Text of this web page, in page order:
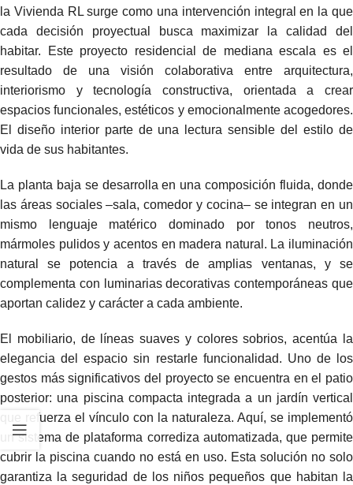
la Vivienda RL surge como una intervención integral en la que
cada decisión proyectual busca maximizar la calidad del
habitar. Este proyecto residencial de mediana escala es el
resultado de una visión colaborativa entre arquitectura,
interiorismo y tecnología constructiva, orientada a crear
espacios funcionales, estéticos y emocionalmente acogedores.
El diseño interior parte de una lectura sensible del estilo de
vida de sus habitantes.
La planta baja se desarrolla en una composición fluida, donde
las áreas sociales –sala, comedor y cocina– se integran en un
mismo lenguaje matérico dominado por tonos neutros,
mármoles pulidos y acentos en madera natural. La iluminación
natural se potencia a través de amplias ventanas, y se
complementa con luminarias decorativas contemporáneas que
aportan calidez y carácter a cada ambiente.
El mobiliario, de líneas suaves y colores sobrios, acentúa la
elegancia del espacio sin restarle funcionalidad. Uno de los
gestos más significativos del proyecto se encuentra en el patio
posterior: una piscina compacta integrada a un jardín vertical
que refuerza el vínculo con la naturaleza. Aquí, se implementó
un sistema de plataforma corrediza automatizada, que permite
cubrir la piscina cuando no está en uso. Esta solución no solo
garantiza la seguridad de los niños pequeños que habitan la